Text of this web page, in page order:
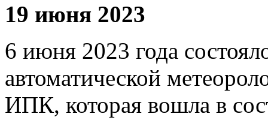
19 июня 2023
6 июня 2023 года
автоматической
ИПК, которая вошла в